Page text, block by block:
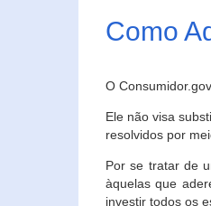
Como
O
Ele não visa
resolvidos por
Por se tratar de
àquelas que
investir todos os